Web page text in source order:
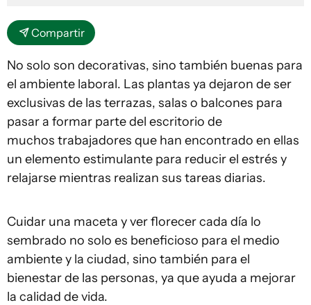
Compartir
No solo son decorativas, sino también buenas para
el ambiente laboral. Las plantas ya dejaron de ser
exclusivas de las terrazas, salas o balcones para
pasar a formar parte del escritorio de
muchos trabajadores que han encontrado en ellas
un elemento estimulante para reducir el estrés y
relajarse mientras realizan sus tareas diarias.
Cuidar una maceta y ver florecer cada día lo
sembrado no solo es beneficioso para el medio
ambiente y la ciudad, sino también para el
bienestar de las personas, ya que ayuda a mejorar
la calidad de vida.